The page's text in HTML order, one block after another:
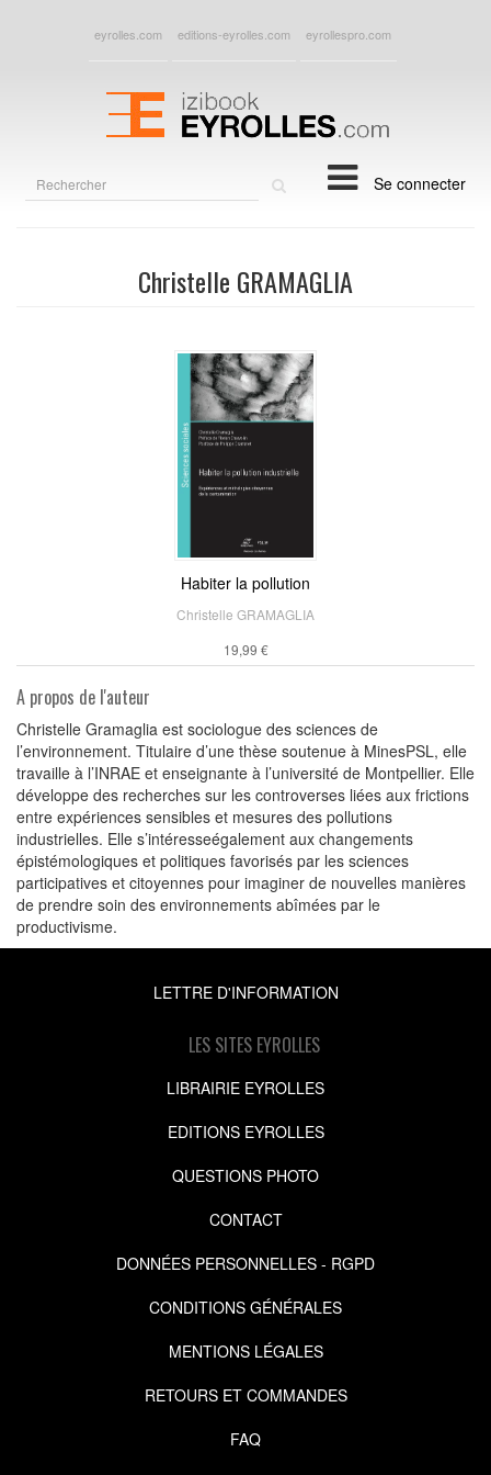
eyrolles.com editions-eyrolles.com eyrollespro.com
Se connecter
Christelle GRAMAGLIA
Habiter la pollution
Christelle GRAMAGLIA
19,99 €
A propos de l'auteur
Christelle Gramaglia est sociologue des sciences de
l’environnement. Titulaire d’une thèse soutenue à MinesPSL, elle
travaille à l’INRAE et enseignante à l’université de Montpellier. Elle
développe des recherches sur les controverses liées aux frictions
entre expériences sensibles et mesures des pollutions
industrielles. Elle s’intéresseégalement aux changements
épistémologiques et politiques favorisés par les sciences
participatives et citoyennes pour imaginer de nouvelles manières
de prendre soin des environnements abîmées par le
productivisme.
LETTRE D'INFORMATION
LES SITES EYROLLES
LIBRAIRIE EYROLLES
EDITIONS EYROLLES
QUESTIONS PHOTO
CONTACT
DONNÉES PERSONNELLES - RGPD
CONDITIONS GÉNÉRALES
MENTIONS LÉGALES
RETOURS ET COMMANDES
FAQ